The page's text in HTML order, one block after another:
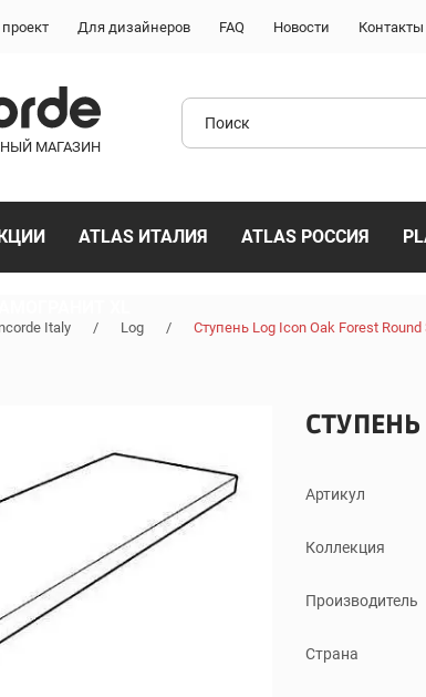
Для дизайнеров FAQ Новости Контакты
МАГАЗИН
ATLAS ИТАЛИЯ ATLAS РОССИЯ
Italy / Log / Ступень Log Icon Oak Forest Round
СТУПЕНЬ
Артикул
Коллекция
Производитель
Страна